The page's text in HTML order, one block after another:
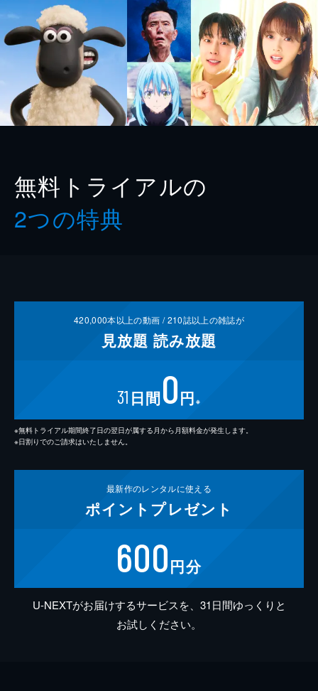
無料トライアルの
2つの特典
420,000本以上の動画 /210誌以上の雑誌が
見放題 読み放題
31 日間0円 ※
※無料トライアル期間終了日の翌日が属する月から月額料金が発生します。
※日割りでのご請求はいたしません。
最新作のレンタルに使える
ポイント プレゼント
600円分
U-NEXTがお届けするサービスを、31日間ゆっくりと
お試しください。